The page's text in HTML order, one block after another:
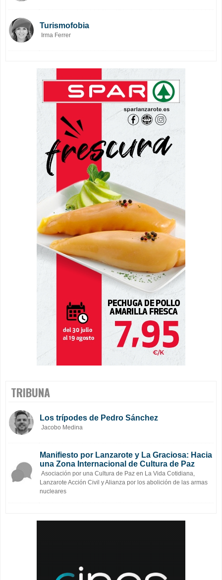
Turismofobia
Irma Ferrer
TRIBUNA
Los trípodes de Pedro Sánchez
Jacobo Medina
Manifiesto por Lanzarote y La Graciosa: Hacia
una Zona Internacional de Cultura de Paz
Asociación por una Cultura de Paz en La Vida Cotidiana,
Lanzarote Acción Civil y Alianza por los abolición de las armas
nucleares